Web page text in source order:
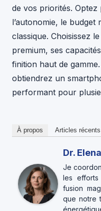
de vos priorités.
l’autonomie, le budget
classique. Choisissez
premium, ses
finition haut de
obtiendrez un
performant pour
À propos Articles récents
Dr.
Je
les
fusion
que notre